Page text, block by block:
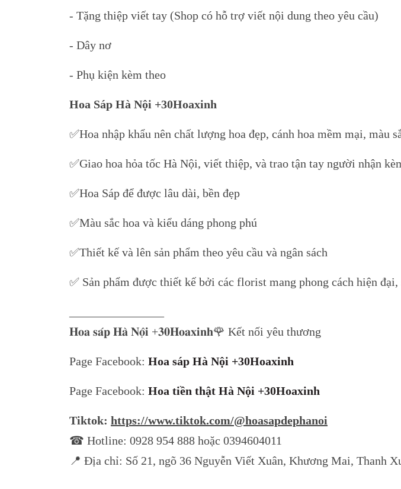
- Tặng thiệp viết tay (Shop có hỗ trợ viết nội dung theo yêu cầu)
- Dây nơ
- Phụ kiện kèm theo
Hoa Sáp Hà Nội +30Hoaxinh
✅Hoa nhập khẩu nên chất lượng hoa đẹp, cánh hoa mềm mại, màu
✅Giao hoa hỏa tốc Hà Nội, viết thiệp, và trao tận tay người nhận
✅Hoa Sáp để được lâu dài, bền đẹp
✅Màu sắc hoa và kiểu dáng phong phú
✅Thiết kế và lên sản phẩm theo yêu cầu và ngân sách
✅ Sản phẩm được thiết kế bởi các florist mang phong cách hiện đại,
𝐇𝐨𝐚 𝐬𝐚́𝐩 𝐇𝐚̀ 𝐍𝐨̣̂𝐢 +𝟑𝟎𝐇𝐨𝐚𝐱𝐢𝐧𝐡🌹 Kết nối yêu thương
Page Facebook: Hoa sáp Hà Nội +30Hoaxinh
Page Facebook: Hoa tiền thật Hà Nội +30Hoaxinh
Tiktok: https://www.tiktok.com/@hoasapdephanoi
☎ Hotline: 0928 954 888 hoặc 0394604011
📍 Địa chỉ: Số 21, ngõ 36 Nguyễn Viết Xuân, Khương Mai, Thanh